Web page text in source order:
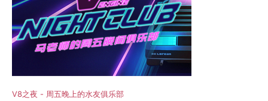
V8之夜 - 周五晚上的水友俱乐部